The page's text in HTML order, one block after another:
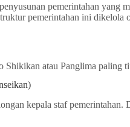
pemerintahan yang
pemerintahan ini dikelola
Shikikan atau Panglima paling
kepala staf pemerintahan.